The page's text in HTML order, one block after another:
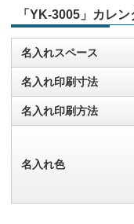
「YK-3005」カレ
名入れスペース
名入れ印刷寸法
名入れ印刷方法
名入れ色